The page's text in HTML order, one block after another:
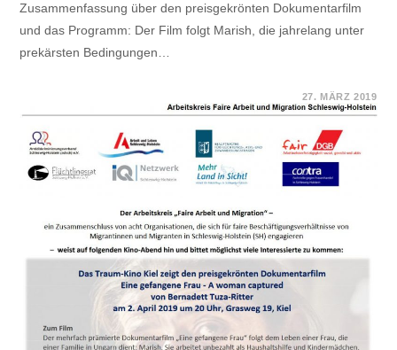
Zusammenfassung über den preisgekrönten Dokumentarfilm
und das Programm: Der Film folgt Marish, die jahrelang unter
prekärsten Bedingungen…
ARBEITSKREIS
FAIRE
ARBEIT
UND
MIGRATION
SCHLESWIG-
HOLSTEIN
ZEIGT
02.04.2019
DEN
DOKUMENTARFILM
„EINE
GEFANGENE
FRAU“
IM
TRAUM-
KINO
KIEL
27. MÄRZ 2019